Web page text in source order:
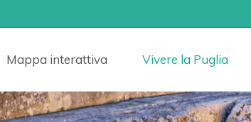
Mappa interattiva Vivere la Puglia